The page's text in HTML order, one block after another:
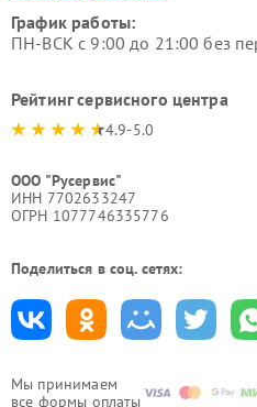
Мы принимаем
все формы оплаты
График работы:
ПН-ВСК с 9:00 до 21:00 без
Рейтинг сервисного центра
4.9-5.0
ООО "Русервис"
ИНН 7702633247
ОГРН 1077746335776
Поделиться в соц. сетях: